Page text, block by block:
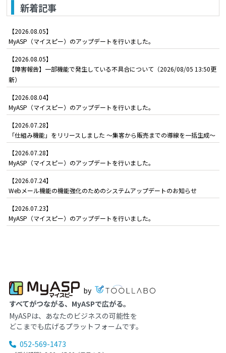
新着記事
【2026.08.05】
MyASP（マイスピー）のアップデートを行いました。
【2026.08.05】
【障害報告】一部機能で発生している不具合について（2026/08/05 13:50更
新）
【2026.08.04】
MyASP（マイスピー）のアップデートを行いました。
【2026.07.28】
「仕組み機能」をリリースしました ～集客から販売までの導線を一括生成～
【2026.07.28】
MyASP（マイスピー）のアップデートを行いました。
【2026.07.24】
Webメール機能の機能強化のためのシステムアップデートのお知らせ
【2026.07.23】
MyASP（マイスピー）のアップデートを行いました。
by
すべてがつながる、MyASPで広がる。
MyASPは、あなたのビジネスの可能性を
どこまでも広げるプラットフォームです。
052-569-1473